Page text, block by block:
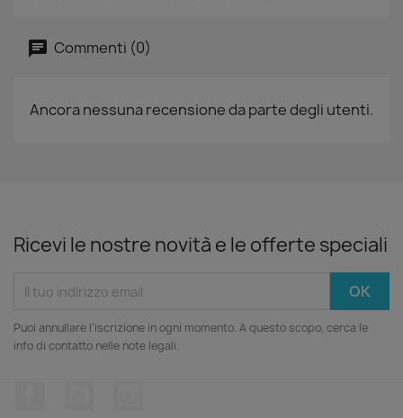
Commenti (0)
Ancora nessuna recensione da parte degli utenti.
Ricevi le nostre novità e le offerte speciali
Puoi annullare l'iscrizione in ogni momento. A questo scopo, cerca le
info di contatto nelle note legali.